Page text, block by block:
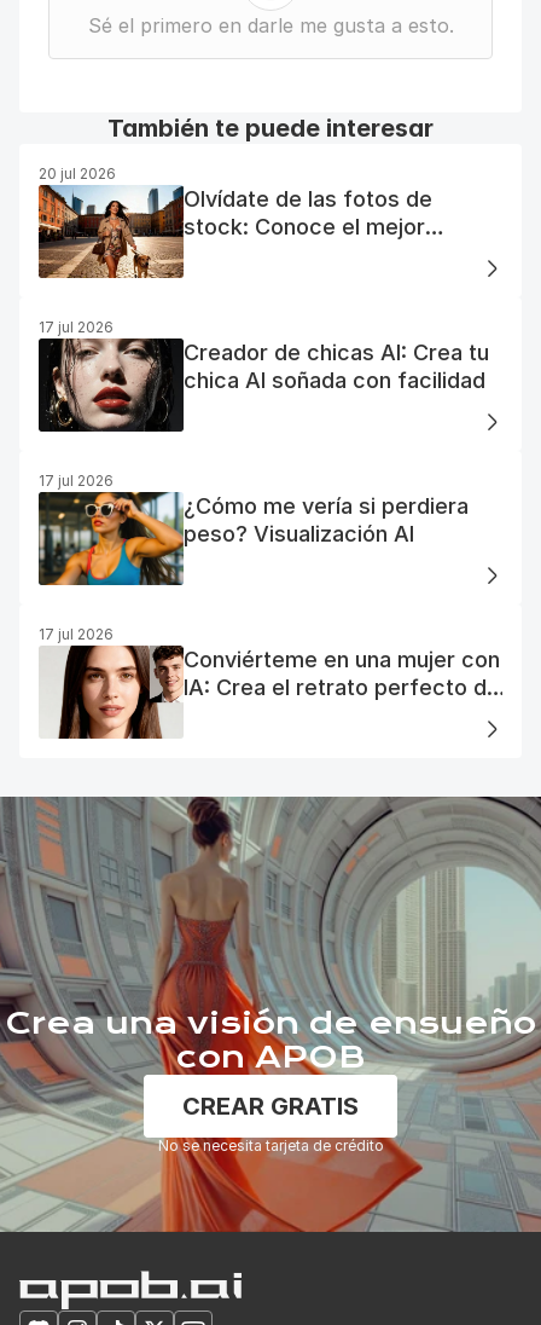
Sé el primero en darle me gusta a esto.
También te puede interesar
20 jul 2026
Olvídate de las fotos de
stock: Conoce el mejor
generador de fotos AI gratuito
17 jul 2026
Creador de chicas AI: Crea tu
chica AI soñada con facilidad
17 jul 2026
¿Cómo me vería si perdiera
peso? Visualización AI
17 jul 2026
Conviérteme en una mujer con
IA: Crea el retrato perfecto de
Crea una visión de ensueño
con APOB
CREAR GRATIS
No se necesita tarjeta de crédito